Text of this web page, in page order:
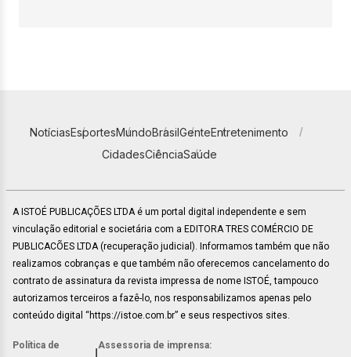
NotíciasEsportesMundoBrasilGenteEntretenimento
CidadesCiênciaSaúde
A ISTOÉ PUBLICAÇÕES LTDA é um portal digital independente e sem
vinculação editorial e societária com a EDITORA TRES COMÉRCIO DE
PUBLICACÕES LTDA (recuperação judicial). Informamos também que não
realizamos cobranças e que também não oferecemos cancelamento do
contrato de assinatura da revista impressa de nome ISTOÉ, tampouco
autorizamos terceiros a fazê-lo, nos responsabilizamos apenas pelo
conteúdo digital “https://istoe.com.br” e seus respectivos sites.
Política de Assessoria de imprensa: